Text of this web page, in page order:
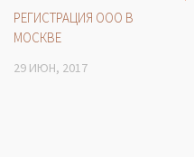
РЕГИСТРАЦИЯ ООО В
МОСКВЕ
29 ИЮН, 2017